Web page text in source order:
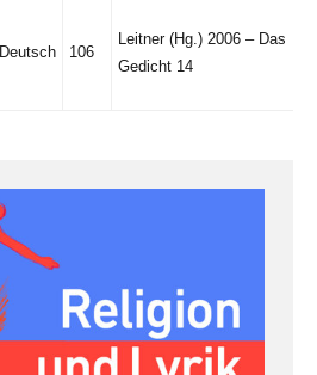
Deutsch 106
Leitner (Hg.) 2006 – Das
Gedicht 14